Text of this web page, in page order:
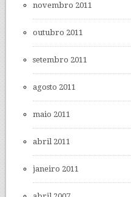
novembro 2011
outubro 2011
setembro 2011
agosto 2011
maio 2011
abril 2011
janeiro 2011